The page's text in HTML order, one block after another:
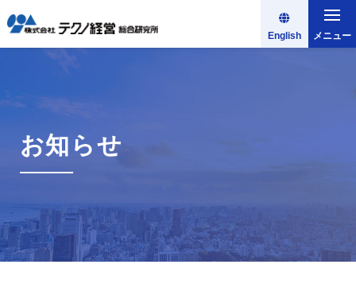
English メニュー
お知らせ